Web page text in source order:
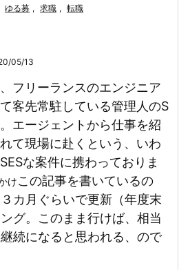
ゆる募 , 求職 , 転職
05/13
フリーランスのエンジニア
客先常駐している管理人のS
エージェントから仕事を紹
て現場に赴くという、いわ
な案件に携わっておりま
けこの記事を書いているの
カ月ぐらいで更新（年度末
グ。 このまま行けば、相当
続になると思われる、ので